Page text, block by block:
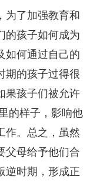
为了加强教育和
的孩子如何成为
如何通过自己的
期的孩子过得很
果孩子们被允许
的样子，影响他
作。总之，虽然
父母给予他们合
逆时期，形成正